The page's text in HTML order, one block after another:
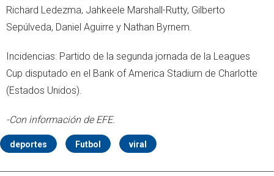
Richard Ledezma, Jahkeele Marshall-Rutty, Gilberto
Sepúlveda, Daniel Aguirre y Nathan Byrnem.
Incidencias: Partido de la segunda jornada de la Leagues
Cup disputado en el Bank of America Stadium de Charlotte
(Estados Unidos).
-Con información de EFE.
deportes Futbol viral